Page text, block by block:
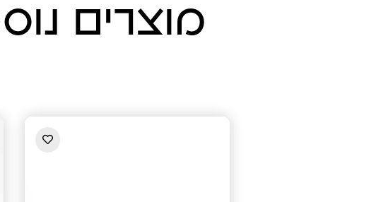
מוצרים